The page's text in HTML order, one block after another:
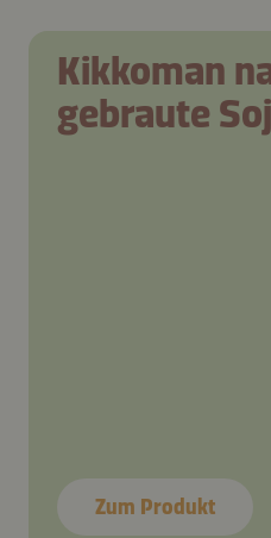
Kikkoman
gebraute
Zum Produkt